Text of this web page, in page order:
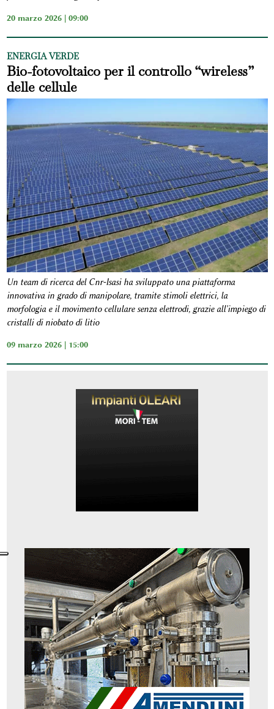
20 marzo 2026 | 09:00
ENERGIA VERDE
Bio-fotovoltaico per il controllo “wireless”
delle cellule
Un team di ricerca del Cnr-Isasi ha sviluppato una piattaforma
innovativa in grado di manipolare, tramite stimoli elettrici, la
morfologia e il movimento cellulare senza elettrodi, grazie all'impiego di
cristalli di niobato di litio
09 marzo 2026 | 15:00